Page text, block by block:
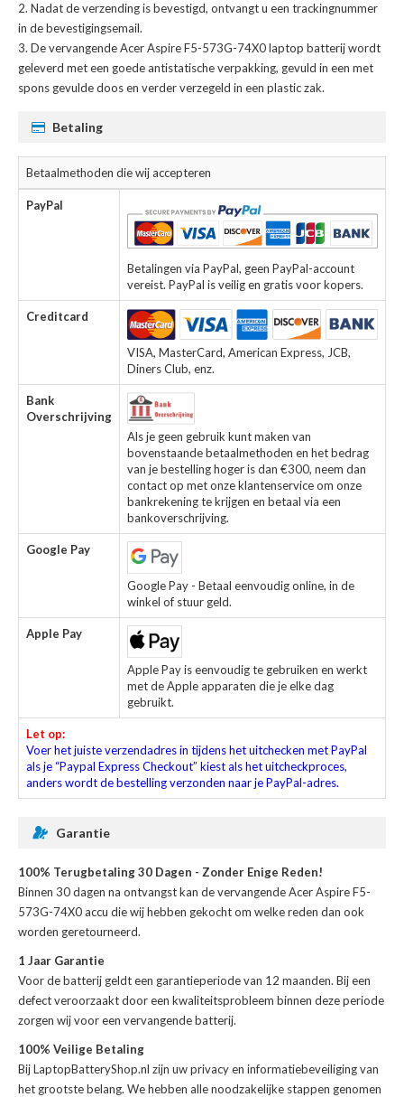
Nadat de verzending is bevestigd, ontvangt u een trackingnummer
in de bevestigingsemail.
Devervangende Acer Aspire F5-573G-74X0 laptop batterijwordt
geleverd met een goede antistatische verpakking, gevuld in een met
spons gevulde doos en verder verzegeld in een plastic zak.
Betaling
Betaalmethoden die wij accepteren
PayPal
Betalingen via PayPal, geen PayPal-account
vereist. PayPal is veilig en gratis voor kopers.
Creditcard
VISA, MasterCard, American Express, JCB,
Diners Club, enz.
Bank
Overschrijving
Als je geen gebruik kunt maken van
bovenstaande betaalmethoden en het bedrag
van je bestelling hoger is dan €300, neem dan
contact op met onze klantenservice om onze
bankrekening te krijgen en betaal via een
bankoverschrijving.
Google Pay
Google Pay - Betaal eenvoudig online, in de
winkel of stuur geld.
Apple Pay
Apple Pay is eenvoudig te gebruiken en werkt
met de Apple apparaten die je elke dag
gebruikt.
Let op:
Voer het juiste verzendadres in tijdens het uitchecken met PayPal
als je “Paypal Express Checkout” kiest als het uitcheckproces,
anders wordt de bestelling verzonden naar je PayPal-adres.
Garantie
100% Terugbetaling 30 Dagen - Zonder Enige Reden!
Binnen 30 dagen na ontvangst kan devervangende Acer Aspire F5-
573G-74X0 accu die wij hebben gekocht om welke reden dan ook
worden geretourneerd.
1 Jaar Garantie
Voor debatterij geldt een garantieperiode van 12 maanden. Bij een
defect veroorzaakt door een kwaliteitsprobleem binnen deze periode
zorgen wij voor een vervangende batterij.
100% Veilige Betaling
Bij LaptopBatteryShop.nl zijn uw privacy en informatiebeveiliging van
het grootste belang. We hebben alle noodzakelijke stappen genomen